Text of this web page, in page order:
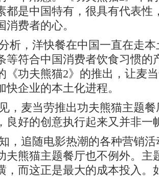
都是中国特有，很具有代表性
消费者的心。
析，洋快餐在中国一直在走
等符合中国消费者饮食习惯的
《功夫熊猫2》的推出，让麦
快企业的本土化进程。
，麦当劳推出功夫熊猫主题
良好的创意执行起来又并非一
，追随电影热潮的各种营销
夫熊猫主题餐厅也不例外。主
，而这正是最大的成本投入。